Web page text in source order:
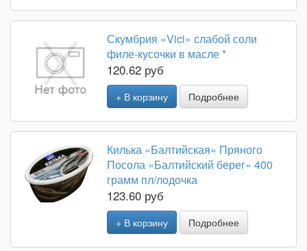
Скумбрия «Vici» слабой соли
филе-кусочки в масле *
120.62 руб
+ В корзину Подробнее
Килька «Балтийская» Пряного
Посола «Балтийский берег» 400
грамм пл/лодочка
123.60 руб
+ В корзину Подробнее